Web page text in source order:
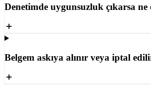
Denetimde uygunsuzluk çıkarsa ne
Belgem askıya alınır veya iptal